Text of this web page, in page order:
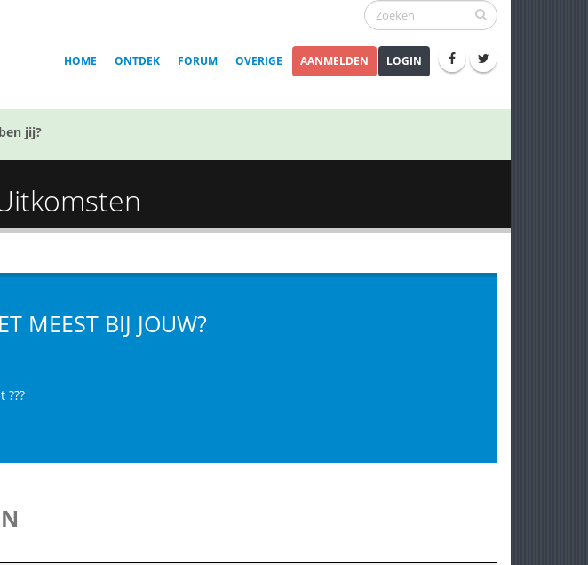
HOME ONTDEK FORUM OVERIGE AANMELDEN LOGIN
jij?
MEEST BIJ JOUW?